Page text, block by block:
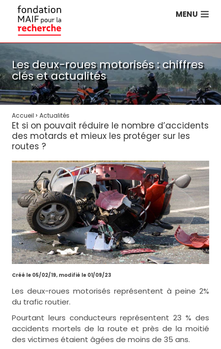
MENU
Les deux-roues motorisés : chiffres
clés et actualités
Accueil › Actualités
Et si on pouvait réduire le nombre d’accidents
des motards et mieux les protéger sur les
routes ?
Créé le 05/02/19, modifié le 01/09/23
Les deux-roues motorisés représentent à peine 2%
du trafic routier.
Pourtant leurs conducteurs représentent 23 % des
accidents mortels de la route et près de la moitié
des victimes étaient âgées de moins de 35 ans.